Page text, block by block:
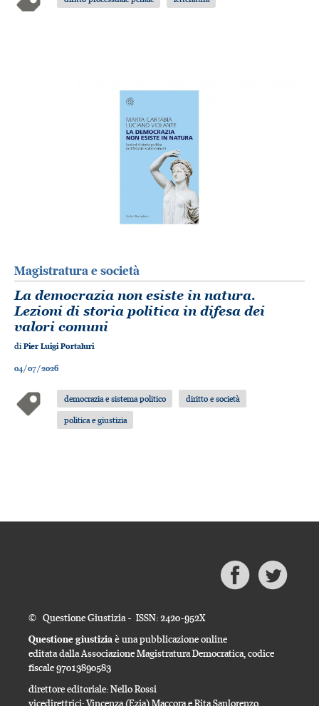
Magistratura e società
La democrazia non esiste in natura.
Lezioni di storia politica in difesa dei
valori comuni
diPier Luigi Portaluri
04/07/2026
democrazia e sistema politico
diritto e società
politica e giustizia
© Questione Giustizia - ISSN: 2420-952X
Questione giustiziaè una pubblicazione online
editata dalla Associazione Magistratura Democratica, codice
fiscale 97013890583
direttore editoriale: Nello Rossi
vicedirettrici: Vincenza (Ezia) Maccora e Rita Sanlorenzo